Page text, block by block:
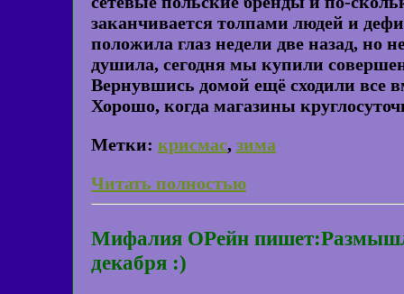
заканчивается толпами людей и
положила глаз недели две назад, но
душила, сегодня мы купили
Вернувшись домой ещё сходили все
Хорошо, когда магазины
Метки: крисмас, зима
Читать полностью
Мифалия ОРейн
декабря :)